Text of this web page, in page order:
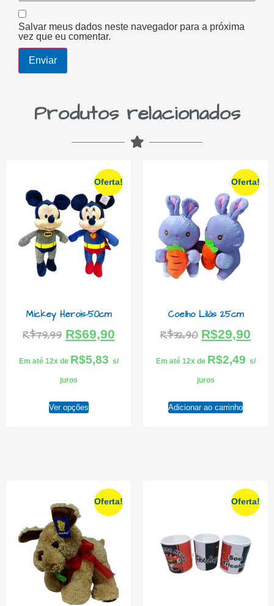
Salvar meus dados neste navegador para a próxima
vez que eu comentar.
Produtos relacionados
Oferta!
Mickey Herois-50cm
R$79,99 R$69,90
Em até 12x de R$5,83 s/
juros
Ver opções
Oferta!
Coelho Lilás 25cm
R$32,90 R$29,90
Em até 12x de R$2,49 s/
juros
Adicionar ao carrinho
Oferta! Oferta!